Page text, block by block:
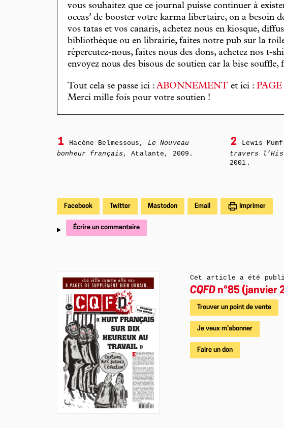
vous souhaitez que ce journal puisse continuer à
occas’ de booster votre karma libertaire, on a besoin
vos tatas et vos canaris, achetez nous en kiosque,
bibliothèque ou en librairie, faites notre pub sur la
répercutez-nous, faites nous des dons, achetez nos t-
envoyez nous des bisous de soutien car la bise souffle,
Tout cela se passe ici : ABONNEMENT et ici :
Merci mille fois pour votre soutien !
1 Hacène Belmessous, Le Nouveau
bonheur français , Atalante, 2009.
2 Lewis
travers
2001.
Facebook Twitter Mastodon Email Imprimer
Écrire un commentaire
Cet article a été
CQFD n°85 (janvier
Trouver un point de vente
Je veux m'abonner
Faire un don